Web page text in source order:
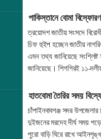
পাকিস্তানে বোমা
ত্রয়োদশ জাতীয় সংসদে
চিফ হুইপ হচ্ছেন জাতীয়
এমন তথ্য জানিয়েছে
জানিয়েছে। শিগগিরই ১১-
হাতবোমা তৈরির সময়
চাঁপাইনবাবগঞ্জ সদর উপজেলার
দুইজনের মরদেহ দীর্ঘ সময়
পুরো বাড়ি ঘিরে রাখে